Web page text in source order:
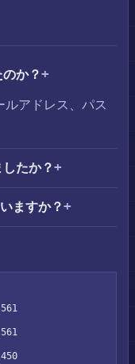
か？
ルアドレス、パス
たか？
ますか？